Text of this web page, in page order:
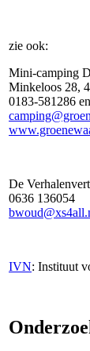
zie ook:
Mini-camping
Minkeloos 28,
0183-581286
De
0636 136054
IVN: Instituut